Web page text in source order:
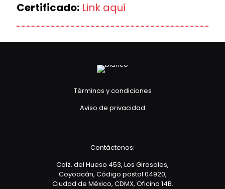
Certificado: Link aquí
Términos y condiciones
Aviso de privacidad
Contáctenos:
Calz. del Hueso 453, Los Girasoles,
Coyoacán, Código postal 04920,
Ciudad de México, CDMX, Oficina 14B.